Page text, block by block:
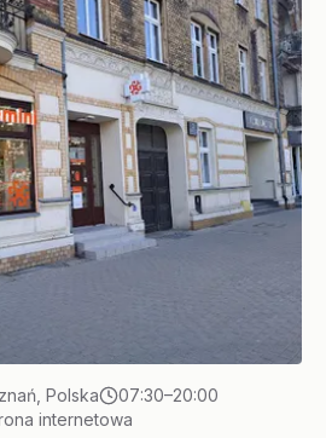
Polska
07:30–20:00
internetowa